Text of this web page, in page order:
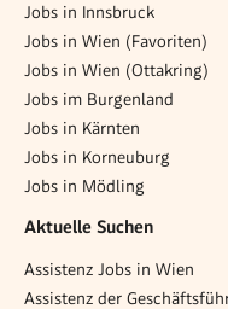
Jobs in Innsbruck
Jobs in Wien (Favoriten)
Jobs in Wien (Ottakring)
Jobs im Burgenland
Jobs in Kärnten
Jobs in Korneuburg
Jobs in Mödling
Aktuelle Suchen
Assistenz Jobs in Wien
Assistenz der